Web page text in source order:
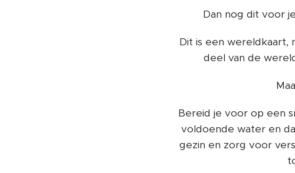
Dan nog dit voor
Dit is een wereldkaart,
deel van de
Bereid je voor op een
voldoende water en
gezin en zorg voor